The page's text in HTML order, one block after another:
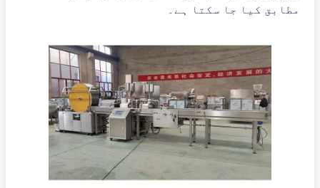
مطابق کیا جا سکتا ہے۔